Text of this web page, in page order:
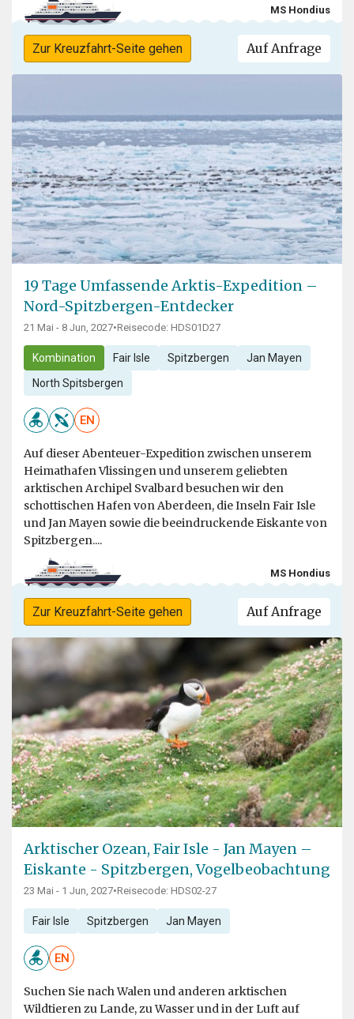
MS Hondius
Zur Kreuzfahrt-Seite gehen Auf Anfrage
19 Tage Umfassende Arktis-Expedition –
Nord-Spitzbergen-Entdecker
21 Mai - 8 Jun, 2027•Reisecode: HDS01D27
Kombination Fair Isle Spitzbergen Jan Mayen
North Spitsbergen
EN
Auf dieser Abenteuer-Expedition zwischen unserem
Heimathafen Vlissingen und unserem geliebten
arktischen Archipel Svalbard besuchen wir den
schottischen Hafen von Aberdeen, die Inseln Fair Isle
und Jan Mayen sowie die beeindruckende Eiskante von
Spitzbergen....
MS Hondius
Zur Kreuzfahrt-Seite gehen Auf Anfrage
Arktischer Ozean, Fair Isle - Jan Mayen –
Eiskante - Spitzbergen, Vogelbeobachtung
23 Mai - 1 Jun, 2027•Reisecode: HDS02-27
Fair Isle Spitzbergen Jan Mayen
EN
Suchen Sie nach Walen und anderen arktischen
Wildtieren zu Lande, zu Wasser und in der Luft auf